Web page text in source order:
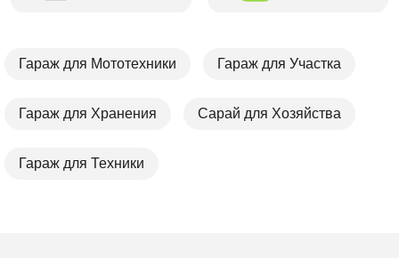
Гараж для Мототехники Гараж для Участка
Гараж для Хранения Сарай для Хозяйства
Гараж для Техники